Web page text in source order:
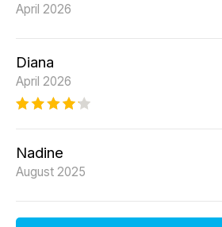
April 2026
Diana
April 2026
Nadine
August 2025